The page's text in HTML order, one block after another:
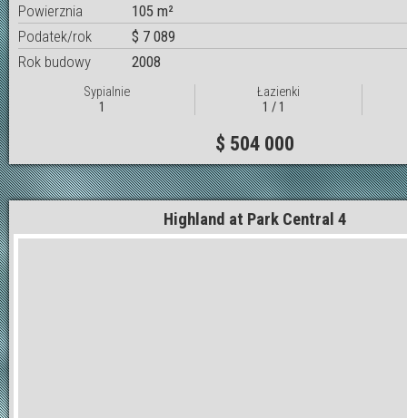
Powierznia
105 m²
Podatek/rok
$ 7 089
Rok budowy
2008
Sypialnie
1
Łazienki
1 / 1
$ 504 000
Highland at Park Central 4